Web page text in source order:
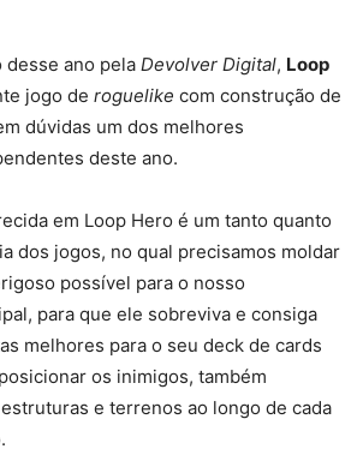
desse ano pela Devolver Digital, Loop
jogo de roguelike com construção de
dúvidas um dos melhores
deste ano.
em Loop Hero é um tanto quanto
dos jogos, no qual precisamos moldar
possível para o nosso
para que ele sobreviva e consiga
melhores para o seu deck de cards
os inimigos, também
e terrenos ao longo de cada